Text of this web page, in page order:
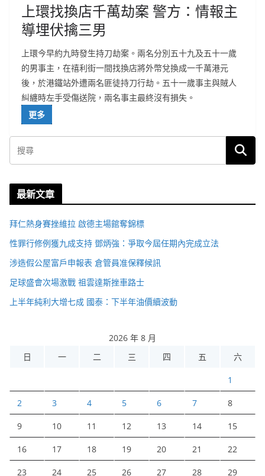
上環找換店千萬劫案 警方：情報主
導埋伏擒三男
上環今早約九時發生持刀劫案。兩名分別五十九及五十一歲
的男事主，在禧利街一間找換店將外幣兌換成一千萬港元
後，於港鐵站外遭兩名匪徒持刀行劫。五十一歲事主與賊人
糾纏時左手受傷送院，兩名事主最終沒有損失。
更多
最新文章
拜仁熱身賽挫維拉 啟德主場館奪錦標
性罪行修例獲九成支持 鄧炳強：爭取今屆任期內完成立法
涉造假公屋富戶申報表 倉管員准保釋候訊
足球盛會次場激戰 祖雲達斯挫車路士
上半年純利大增七成 國泰：下半年油價續波動
2026 年 8 月
日
一 二 三 四 五 六
1
2 3 4 5 6 7 8
9 10 11 12 13 14 15
16 17 18 19 20 21 22
23 24 25 26 27 28 29